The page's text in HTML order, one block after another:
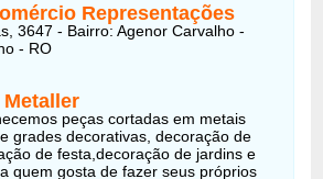
Representações
3647 - Bairro: Agenor Carvalho -
- RO
peças cortadas em metais
grades decorativas, decoração de
de festa,decoração de jardins e
quem gosta de fazer seus próprios